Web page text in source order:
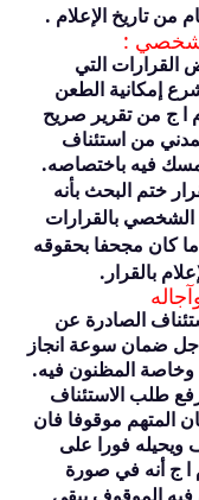
من تاريخ الإعلام .
:
التي
إمكانية الطعن
ا ج من تقرير صريح
من استئناف
فيه باختصاصه.
ختم البحث بأنه
الشخصي بالقرارات
كان مجحفا بحقوقه
بالقرار.
الصادرة عن
ضمان سوعة انجاز
وخاصة المظنون فيه.
طلب الاستئناف
المتهم موقوفا فان
فورا على
ج أنه في صورة